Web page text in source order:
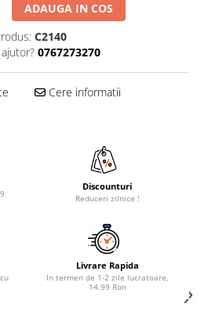
ADAUGA IN COS
C2140
0767273270
Cere informatii
Discounturi
Reduceri zilnice !
Livrare Rapida
In termen de 1-2 zile lucratoare,
14.99 Ron